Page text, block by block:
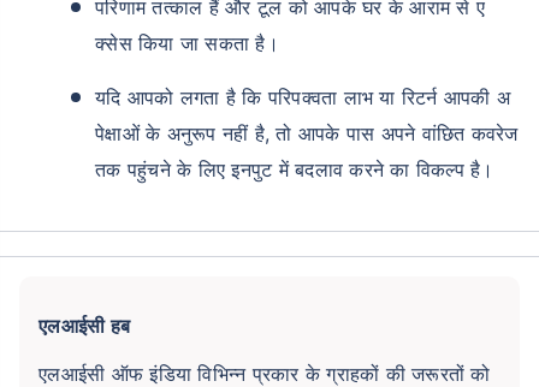
परिणाम तत्काल हैं और टूल को आपके घर के आराम से ए
क्सेस किया जा सकता है।
यदि आपको लगता है कि परिपक्वता लाभ या रिटर्न आपकी अ
पेक्षाओं के अनुरूप नहीं है, तो आपके पास अपने वांछित कवरेज
तक पहुंचने के लिए इनपुट में बदलाव करने का विकल्प है।
एलआईसी हब
एलआईसी ऑफ इंडिया विभिन्न प्रकार के ग्राहकों की जरूरतों को